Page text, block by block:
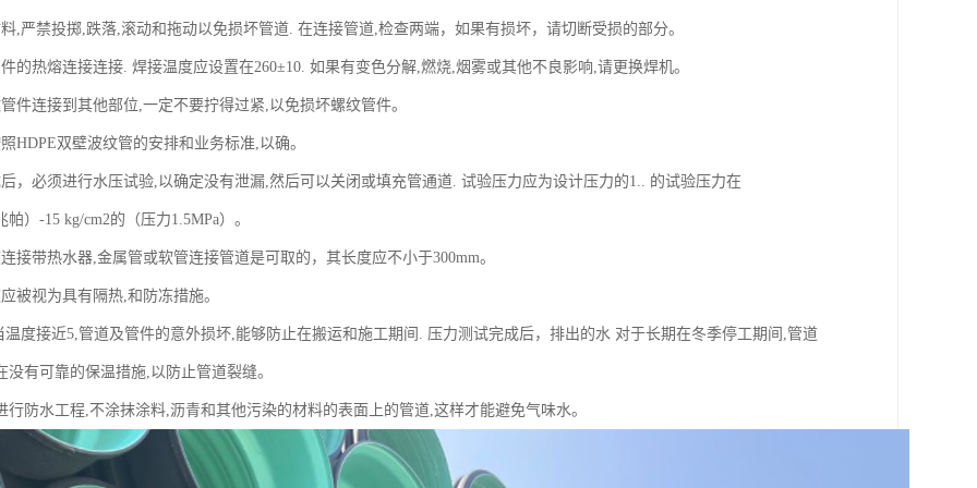
,严禁投掷,跌落,滚动和拖动以免损坏管道. 在连接管道,检查两端，如果有损坏，请切断受损的部分。
的热熔连接连接. 焊接温度应设置在260±10. 如果有变色分解,燃烧,烟雾或其他不良影响,请更换焊机。
件连接到其他部位,一定不要拧得过紧,以免损坏螺纹管件。
HDPE双壁波纹管的安排和业务标准,以确。
，必须进行水压试验,以确定没有泄漏,然后可以关闭或填充管通道. 试验压力应为设计压力的1.. 的试验压力在
帕）-15 kg/cm2的（压力1.5MPa）。
接带热水器,金属管或软管连接管道是可取的，其长度应不小于300mm。
被视为具有隔热,和防冻措施。
温度接近5,管道及管件的意外损坏,能够防止在搬运和施工期间. 压力测试完成后，排出的水 对于长期在冬季停工期间,管道
没有可靠的保温措施,以防止管道裂缝。
行防水工程,不涂抹涂料,沥青和其他污染的材料的表面上的管道,这样才能避免气味水。